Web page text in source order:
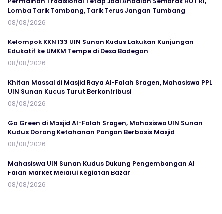
Lomba Tarik Tambang, Tarik Terus Jangan Tumbang
08/08/2026
Kelompok KKN 133 UIN Sunan Kudus Lakukan Kunjungan
Edukatif ke UMKM Tempe di Desa Badegan
08/08/2026
Khitan Massal di Masjid Raya Al-Falah Sragen, Mahasiswa PPL
UIN Sunan Kudus Turut Berkontribusi
08/08/2026
Go Green di Masjid Al-Falah Sragen, Mahasiswa UIN Sunan
Kudus Dorong Ketahanan Pangan Berbasis Masjid
08/08/2026
Mahasiswa UIN Sunan Kudus Dukung Pengembangan Al
Falah Market Melalui Kegiatan Bazar
08/08/2026